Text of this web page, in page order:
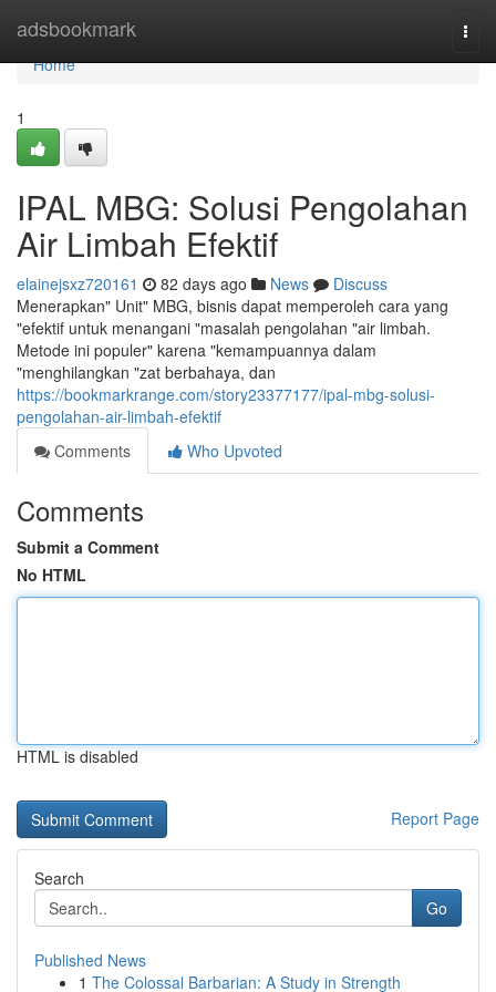
adsbookmark
Home
Home
1
IPAL MBG: Solusi Pengolahan
Air Limbah Efektif
elainejsxz720161 82 days ago News
Discuss
Menerapkan" Unit" MBG, bisnis dapat memperoleh cara yang
"efektif untuk menangani "masalah pengolahan "air limbah.
Metode ini populer" karena "kemampuannya dalam
"menghilangkan "zat berbahaya, dan
https://bookmarkrange.com/story23377177/ipal-mbg-solusi-
pengolahan-air-limbah-efektif
Comments
Who Upvoted
Comments
Submit a Comment
No HTML
HTML is disabled
Report Page
Search
Go
Published News
1 The Colossal Barbarian: A Study in Strength